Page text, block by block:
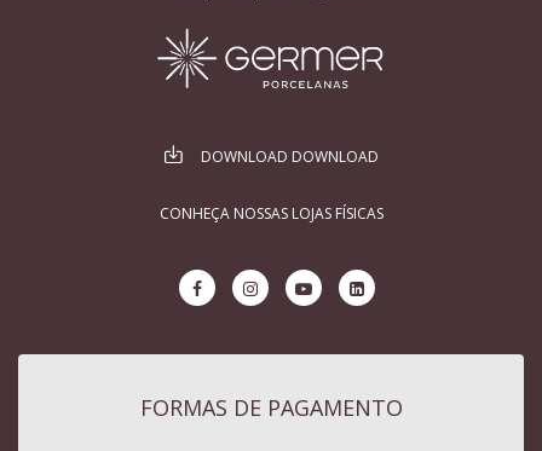
DOWNLOAD DOWNLOAD
CONHEÇA NOSSAS LOJAS FÍSICAS
FORMAS DE PAGAMENTO